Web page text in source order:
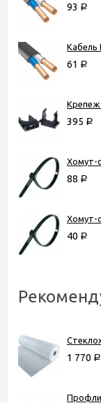
93 Р
Кабель
61 Р
Крепеж
395 Р
Хомут-
88 Р
Хомут-
40 Р
1 770 Р